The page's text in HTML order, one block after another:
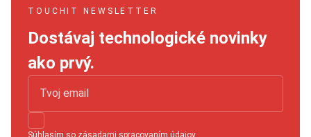
TOUCHIT NEWSLETTER
Dostávaj technologické novinky
ako prvý.
Súhlasím so zásadami spracovaním údajov.